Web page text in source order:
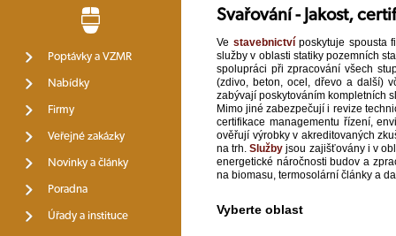
Poptávky a VZMR
Nabídky
Firmy
Veřejné zakázky
Novinky a články
Poradna
Úřady a instituce
Svařování - Jakost,
Ve stavebnictvíposkytuje spousta
služby v oblasti statiky pozemních
spolupráci při zpracování všech
(zdivo, beton, ocel, dřevo a další)
zabývají poskytováním kompletních
Mimo jiné zabezpečují i revize
certifikace managementu řízení,
ověřují výrobky v akreditovaných
na trh.Služby jsou zajišťovány i v
energetické náročnosti budov a
na biomasu, termosolární články a
Vyberte oblast